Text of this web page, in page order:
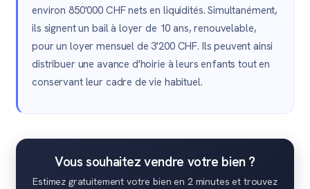
environ 850'000 CHF nets en liquidités. Simultanément,
ils signent un bail à loyer de 10 ans, renouvelable,
pour un loyer mensuel de 3'200 CHF. Ils peuvent ainsi
distribuer une avance d'hoirie à leurs enfants tout en
conservant leur cadre de vie habituel.
Vous souhaitez vendre votre bien ?
Estimez gratuitement votre bien en 2 minutes et trouvez